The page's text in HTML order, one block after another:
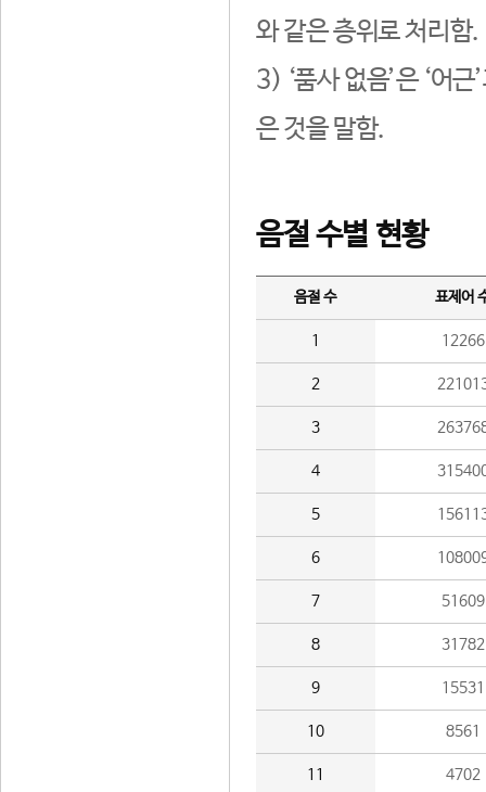
와 같은 층위로 처리함.
3) ‘품사 없음’은 ‘어
은 것을 말함.
음절 수별 현황
음절 수 표제어
1 12266
2
3
4
5
6
7 51609
8 31782
9 15531
10 8561
11 4702